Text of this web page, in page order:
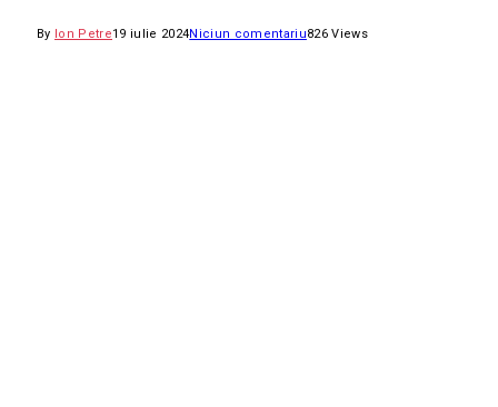
By Ion Petre19 iulie 2024Niciun comentariu826Views